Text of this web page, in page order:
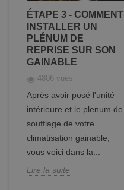
ÉTAPE 3 - COMMENT
INSTALLER UN
PLÉNUM DE
REPRISE SUR SON
GAINABLE
4806 vues
Après avoir posé l'unité
intérieure et le plenum de
soufflage de votre
climatisation gainable,
vous voici dans la...
Lire la suite